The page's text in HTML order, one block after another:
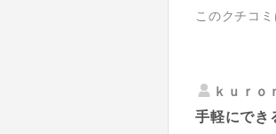
このクチコ
ｋｕｒｏ
手軽にでき